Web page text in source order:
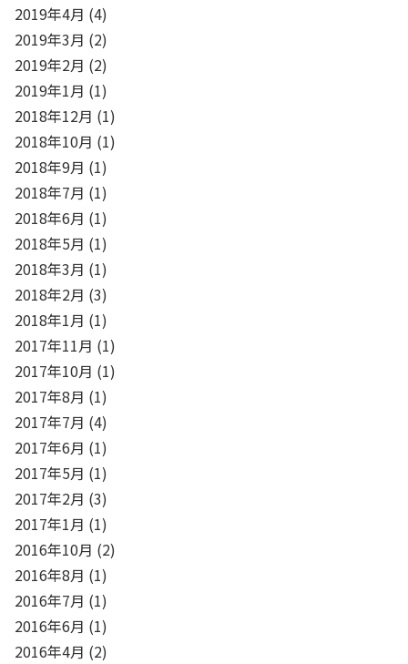
2019年4月 (4)
2019年3月 (2)
2019年2月 (2)
2019年1月 (1)
2018年12月 (1)
2018年10月 (1)
2018年9月 (1)
2018年7月 (1)
2018年6月 (1)
2018年5月 (1)
2018年3月 (1)
2018年2月 (3)
2018年1月 (1)
2017年11月 (1)
2017年10月 (1)
2017年8月 (1)
2017年7月 (4)
2017年6月 (1)
2017年5月 (1)
2017年2月 (3)
2017年1月 (1)
2016年10月 (2)
2016年8月 (1)
2016年7月 (1)
2016年6月 (1)
2016年4月 (2)